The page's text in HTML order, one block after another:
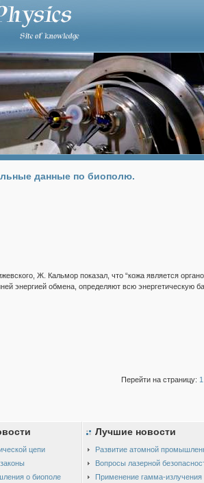
данные по биополю.
Ж. Кальмор показал, что “кожа является
энергией обмена, определяют всю энергетическую
Перейти на страницу: 1
цепи
о биополе
Лучшие новости
Развитие атомной
Вопросы лазерной
Применение гамма-излучения